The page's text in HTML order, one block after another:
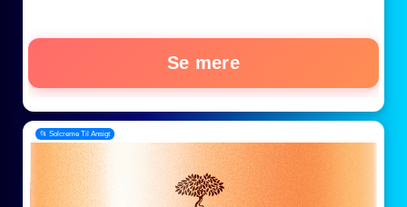
Se mere
📂 Solcreme Til Ansigt